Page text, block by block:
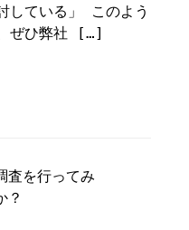
している」 このよう
ぜひ弊社 […]